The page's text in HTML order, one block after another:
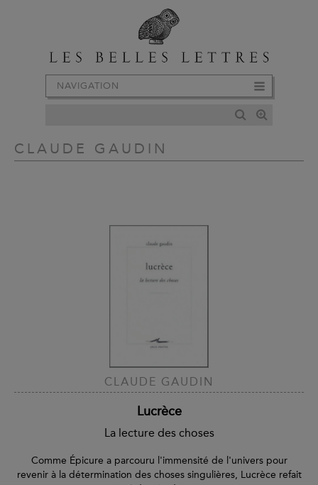
NAVIGATION
CLAUDE GAUDIN
CLAUDE GAUDIN
Lucrèce
La lecture des choses
Comme Épicure a parcouru l'immensité de l'univers pour
revenir à la détermination des choses singulières, Lucrèce refait